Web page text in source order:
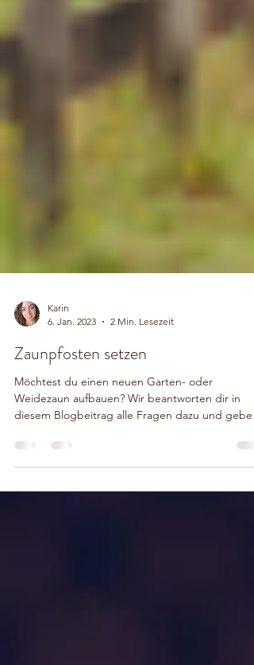
6. Jan. 2023
2 Min. Lesezeit
Zaunpfosten setzen
Möchtest du einen neuen Garten- oder
diesem Blogbeitrag alle Fragen dazu und geben
eine...